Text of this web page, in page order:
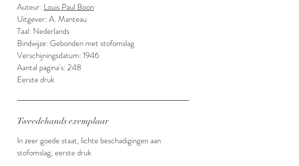
Auteur: Louis Paul Boon
Uitgever: A. Manteau
Taal: Nederlands
Bindwijze: Gebonden met stofomslag
Verschijningsdatum: 1946
Aantal pagina's: 248
Eerste druk
Tweedehands exemplaar
In zeer goede staat, lichte beschadigingen aan
stofomslag, eerste druk